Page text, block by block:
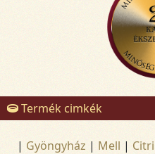
Termék cimkék
| Gyöngyház | Mell |